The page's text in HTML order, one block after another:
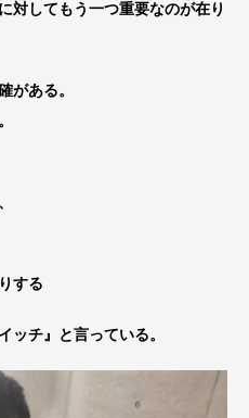
対してもう一つ重要なのが在り
がある。
する
ッチ』と言っている。